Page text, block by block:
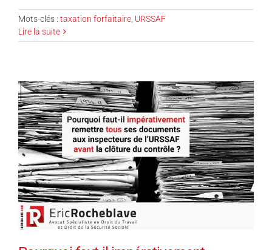
Mots-clés : taxation forfaitaire URSSAF
Lire la suite